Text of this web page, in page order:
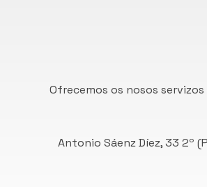
Ofrecemos os nosos
Antonio Sáenz Díez, 33 2º